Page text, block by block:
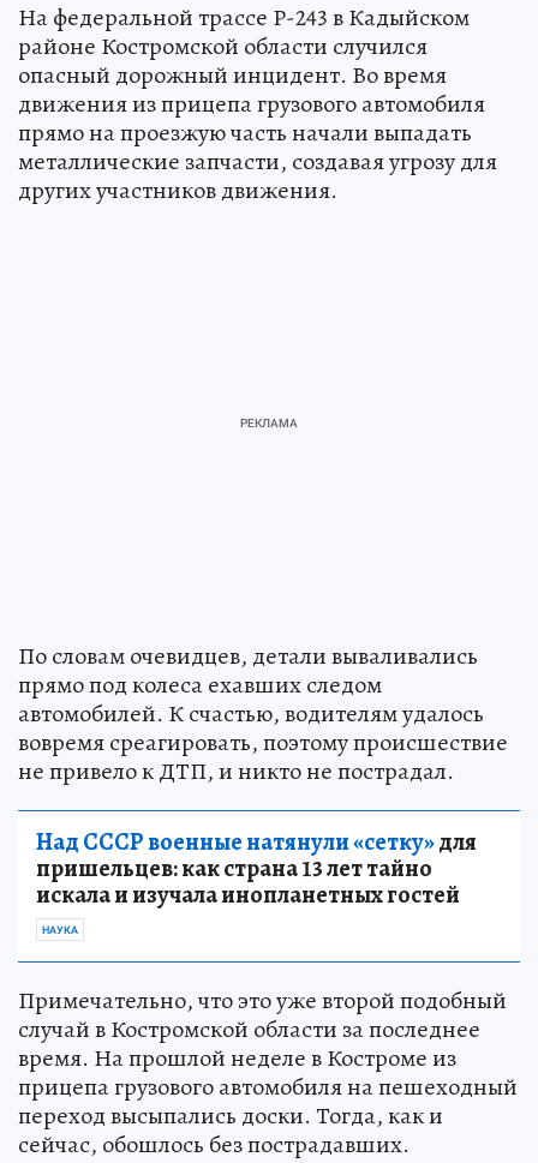
На федеральной трассе Р-243 в Кадыйском
районе Костромской области случился
опасный дорожный инцидент. Во время
движения из прицепа грузового автомобиля
прямо на проезжую часть начали выпадать
металлические запчасти, создавая угрозу для
других участников движения.
По словам очевидцев, детали вываливались
прямо под колеса ехавших следом
автомобилей. К счастью, водителям удалось
вовремя среагировать, поэтому происшествие
не привело к ДТП, и никто не пострадал.
Над СССР военные натянули «сетку»для
пришельцев: как страна 13 лет тайно
искала и изучала инопланетных гостей
НАУКА
Примечательно, что это уже второй подобный
случай в Костромской области за последнее
время. На прошлой неделе в Костроме из
прицепа грузового автомобиля на пешеходный
переход высыпались доски. Тогда, как и
сейчас, обошлось без пострадавших.